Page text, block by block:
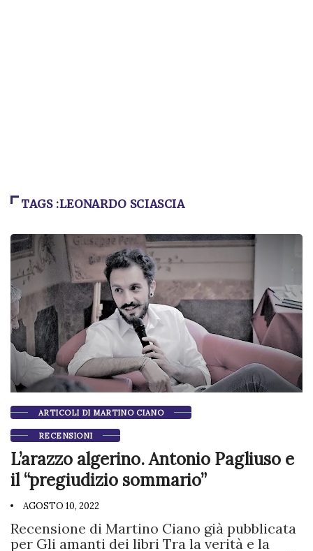
TAGS :LEONARDO SCIASCIA
ARTICOLI DI MARTINO CIANO
RECENSIONI
L’arazzo algerino. Antonio Pagliuso e
il “pregiudizio sommario”
AGOSTO 10, 2022
Recensione di Martino Ciano già pubblicata
per Gli amanti dei libri Tra la verità e la